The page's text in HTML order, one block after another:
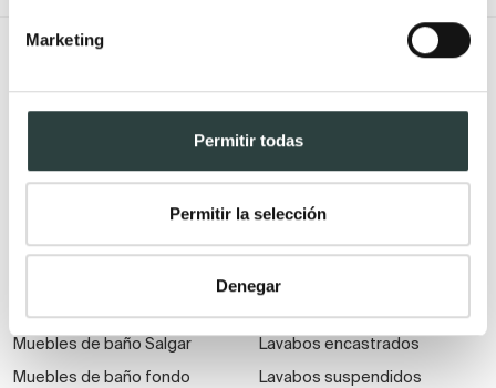
Marketing
Permitir todas
Permitir la selección
Denegar
Todo Muebles de baño
Muebles de baño
Muebles de baño Modernos
Muebles de baño rústicos y
Muebles de baño vintage y
Muebles de baño Salgar
Muebles de baño fondo
Lavabos
Lavabos modernos
Lavabos sobre encimera
Lavabos baratos
Lavabos pequeños
Lavabos encastrados
Lavabos suspendidos